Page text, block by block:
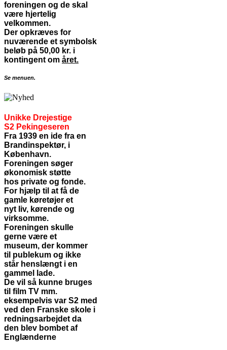
foreningen og de skal
være hjertelig
velkommen.
Der opkræves for
nuværende et symbolsk
beløb på 50,00 kr. i
kontingent om året.
Se menuen.
Unikke Drejestige
S2 Pekingeseren
Fra 1939 en ide fra en
Brandinspektør, i
København.
Foreningen søger
økonomisk støtte
hos private og fonde.
For hjælp til at få de
gamle køretøjer et
nyt liv, kørende og
virksomme.
Foreningen skulle
gerne være et
museum, der kommer
til publekum og ikke
står henslængt i en
gammel lade.
De vil så kunne bruges
til film TV mm.
eksempelvis var S2 med
ved den Franske skole i
redningsarbejdet da
den blev bombet af
Englænderne